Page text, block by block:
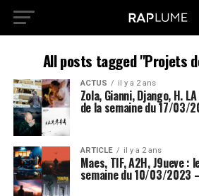
All posts tagged "Projets
ACTUS il y a 2 ans
Zola, Gianni, Django, H.
de la semaine du 17/03/
ARTICLE il y a 2 ans
Maes, TIF, A2H, J9ueve :
semaine du 10/03/2023